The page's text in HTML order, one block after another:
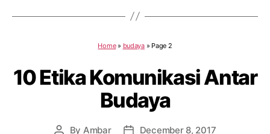
Home» budaya» Page 2
10 Etika Komunikasi Antar
Budaya
Post
By Ambar
PostDecember 8, 2017